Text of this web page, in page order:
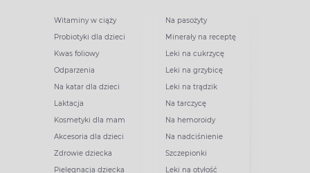
Witaminy w ciąży
Probiotyki dla dzieci
Kwas foliowy
Odparzenia
Na katar dla dzieci
Laktacja
Kosmetyki dla mam
Akcesoria dla dzieci
Zdrowie dziecka
Pielęgnacja dziecka
Na pasożyty
Minerały na receptę
Leki na cukrzycę
Leki na grzybicę
Leki na trądzik
Na tarczycę
Na hemoroidy
Na nadciśnienie
Szczepionki
Leki na otyłość